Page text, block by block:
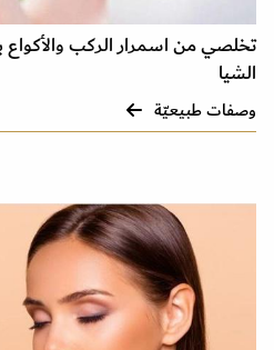
تخلصي من اسمرار الركب والأكواع
الشيا
وصفات طبيعيّة